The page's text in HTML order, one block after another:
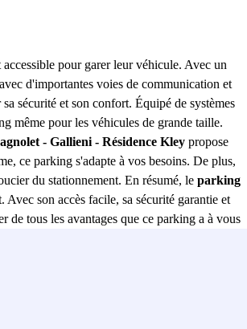
pour garer leur véhicule. Avec un
d'importantes voies de communication et
sécurité et son confort. Équipé de systèmes
même pour les véhicules de grande taille.
- Gallieni - Résidence Kley propose
ce parking s'adapte à vos besoins. De plus,
du stationnement. En résumé, le parking
son accès facile, sa sécurité garantie et
de tous les avantages que ce parking a à vous